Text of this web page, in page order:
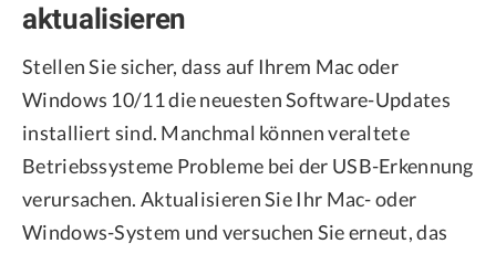
aktualisieren
Stellen Sie sicher, dass auf Ihrem Mac oder
Windows 10/11 die neuesten Software-Updates
installiert sind. Manchmal können veraltete
Betriebssysteme Probleme bei der USB-Erkennung
verursachen. Aktualisieren Sie Ihr Mac- oder
Windows-System und versuchen Sie erneut, das